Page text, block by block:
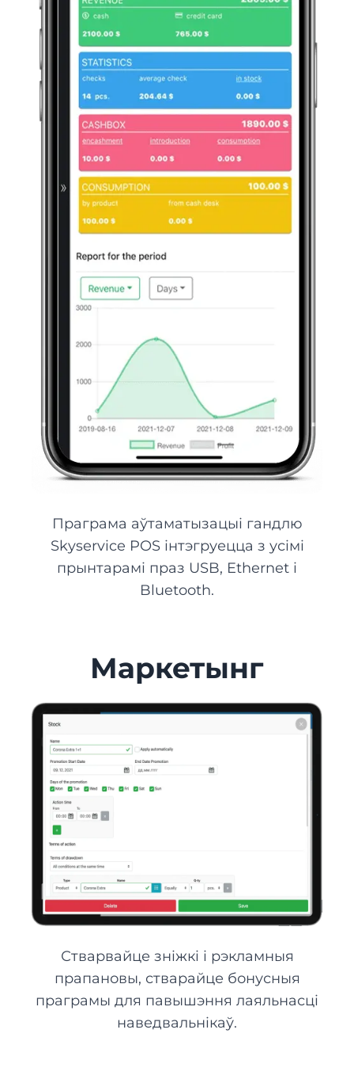
Праграма аўтаматызацыі гандлю
Skyservice POS інтэгруецца з усімі
прынтарамі праз USB, Ethernet і
Bluetooth.
Маркетынг
Стварвайце зніжкі і рэкламныя
прапановы, стварайце бонусныя
праграмы для павышэння лаяльнасці
наведвальнікаў.